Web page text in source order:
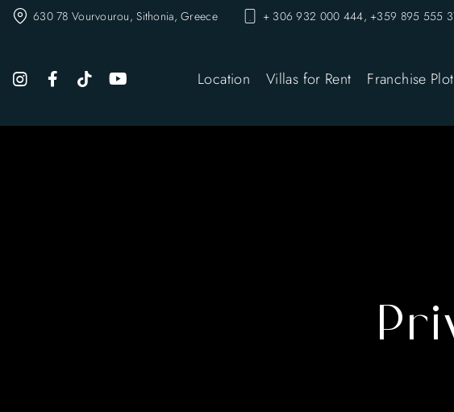
630 78 Vourvourou, Sithonia, Greece + 306 932 000 444, +359 895 555
Location Villas for Rent Franchise Plot